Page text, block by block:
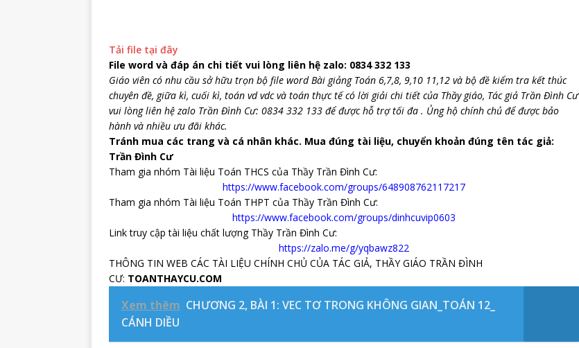
Tải file tại đây
File word và đáp án chi tiết vui lòng liên hệ zalo: 0834 332 133
Giáo viên có nhu cầu sở hữu trọn bộ file word Bài giảng Toán 6,7,8, 9,10 11,12 và bộ đề kiểm tra kết thúc
chuyên đề, giữa kì, cuối kì, toán vd vdc và toán thực tế có lời giải chi tiết của Thầy giáo, Tác giả Trần Đình Cư
vui lòng liên hệ zalo Trần Đình Cư: 0834 332 133 để được hỗ trợ tối đa . Ủng hộ chính chủ để được bảo
hành và nhiều ưu đãi khác.
Tránh mua các trang và cá nhân khác. Mua đúng tài liệu, chuyển khoản đúng tên tác giả:
Trần Đình Cư
Tham gia nhóm Tài liệu Toán THCS của Thầy Trần Đình Cư:
https://www.facebook.com/groups/648908762117217
Tham gia nhóm Tài liệu Toán THPT của Thầy Trần Đình Cư:
https://www.facebook.com/groups/dinhcuvip0603
Link truy cập tài liệu chất lượng Thầy Trần Đình Cư:
https://zalo.me/g/yqbawz822
THÔNG TIN WEB CÁC TÀI LIỆU CHÍNH CHỦ CỦA TÁC GIẢ, THẦY GIÁO TRẦN ĐÌNH
CƯ: TOANTHAYCU.COM
Xem thêm CHƯƠNG 2, BÀI 1: VEC TƠ TRONG KHÔNG GIAN_TOÁN 12_
CÁNH DIỀU